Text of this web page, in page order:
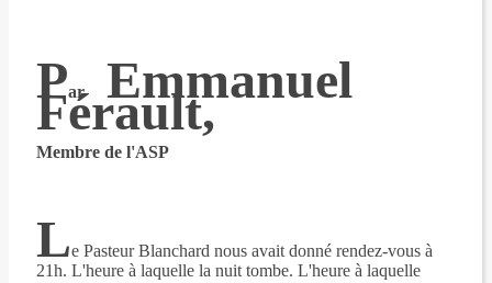
Par Emmanuel
Férault,
Membre de l'ASP
Le Pasteur Blanchard nous avait donné rendez-vous à
21h. L'heure à laquelle la nuit tombe. L'heure à laquelle